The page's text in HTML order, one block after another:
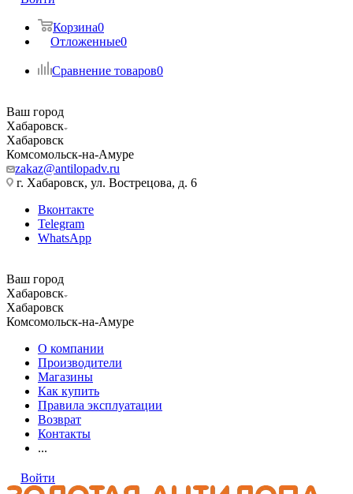
Корзина0
Отложенные0
Сравнение товаров0
Ваш город
Хабаровск
Хабаровск
Комсомольск-на-Амуре
zakaz@antilopadv.ru
г. Хабаровск, ул. Вострецова, д. 6
Вконтакте
Telegram
WhatsApp
Ваш город
Хабаровск
Хабаровск
Комсомольск-на-Амуре
О компании
Производители
Магазины
Как купить
Правила эксплуатации
Возврат
Контакты
...
Войти